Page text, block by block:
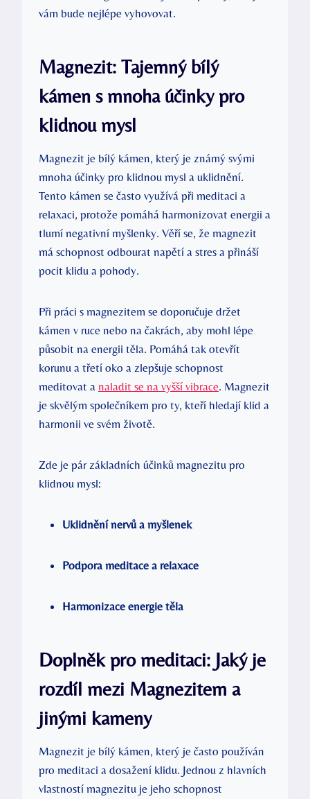
vám bude nejlépe vyhovovat.
Magnezit: Tajemný bílý
kámen s mnoha účinky pro
klidnou mysl
Magnezit je bílý kámen, který je známý svými
mnoha účinky pro klidnou mysl a uklidnění.
Tento kámen se často využívá při meditaci a
relaxaci, protože pomáhá harmonizovat energii a
tlumí negativní myšlenky. Věří se, že magnezit
má schopnost odbourat napětí a stres a přináší
pocit klidu a pohody.
Při práci s magnezitem se doporučuje držet
kámen v ruce nebo na čakrách, aby mohl lépe
působit na energii těla. Pomáhá tak otevřít
korunu a třetí oko a zlepšuje schopnost
meditovat a naladit se na vyšší vibrace. Magnezit
je skvělým společníkem pro ty, kteří hledají klid a
harmonii ve svém životě.
Zde je pár základních účinků magnezitu pro
klidnou mysl:
Uklidnění nervů a myšlenek
Podpora meditace a relaxace
Harmonizace energie těla
Doplněk pro meditaci: Jaký je
rozdíl mezi Magnezitem a
jinými kameny
Magnezit je bílý kámen, který je často používán
pro meditaci a dosažení klidu. Jednou z hlavních
vlastností magnezitu je jeho schopnost